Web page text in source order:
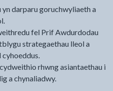
darparu goruchwyliaeth a
fel Prif Awdurdodau
strategaethau lleol a
rhwng asiantaethau i
a chynaliadwy.